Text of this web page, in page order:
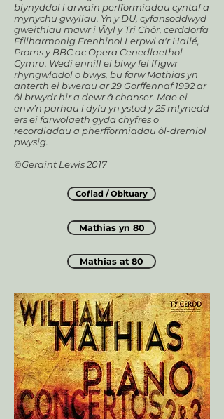
blynyddol i arwain perfformiadau cyntaf a
mynychu gwyliau. Yn y DU, cyfansoddwyd
gweithiau mawr i Ŵyl y Tri Chôr, cerddorfa
Ffilharmonig Frenhinol Lerpwl a'r Hallé,
Proms y BBC ac Opera Cenedlaethol
Cymru. Wedi ennill ei blwy fel ffigwr
rhyngwladol o bwys, bu farw Mathias yn
anterth ei bwerau ar 29 Gorffennaf 1992 ar
ôl brwydr hir a dewr â chanser. Mae ei
enw’n parhau i dyfu yn ystod y 25 mlynedd
ers ei farwolaeth gyda chyfres o
recordiadau a pherfformiadau ôl-dremiol
pwysig.
©Geraint Lewis 2017
Cofiad / Obituary
Mathias yn 80
Mathias at 80